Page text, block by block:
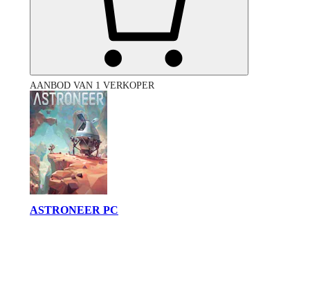
AANBOD VAN 1 VERKOPER
ASTRONEER PC